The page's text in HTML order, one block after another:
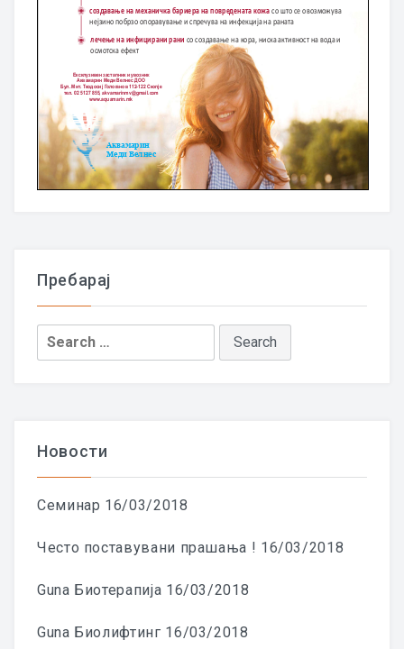
Пребарај
Search
for:
Новости
Семинар 16/03/2018
Често поставувани прашања ! 16/03/2018
Guna Биотерапија 16/03/2018
Guna Биолифтинг 16/03/2018